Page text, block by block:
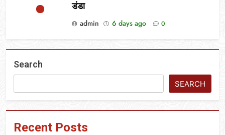
डंडा
admin
6 days ago 0
Search
SEARCH
Recent Posts